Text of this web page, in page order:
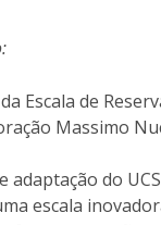
Escala de
Massimo
adaptação do
escala